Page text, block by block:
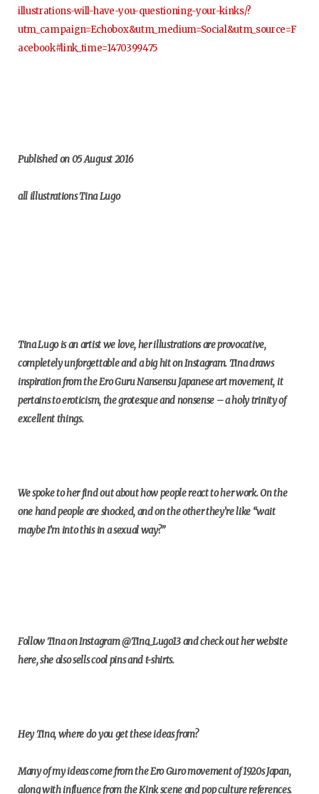
illustrations-will-have-you-questioning-your-kinks/?
utm_campaign=Echobox&utm_medium=Social&utm_source=F
acebook#link_time=1470399475
Published on 05 August 2016
all illustrations Tina Lugo
Tina Lugo is an artist we love, her illustrations are provocative,
completely unforgettable and a big hit on Instagram. Tina draws
inspiration from the Ero Guru Nansensu Japanese art movement, it
pertains to eroticism, the grotesque and nonsense – a holy trinity of
excellent things.
We spoke to her find out about how people react to her work. On the
one hand people are shocked, and on the other they’re like “wait
maybe I’m into this in a sexual way?”
Follow Tina on Instagram @Tina_Lugo13 and check out her website
here, she also sells cool pins and t-shirts.
Hey Tina, where do you get these ideas from?
Many of my ideas come from the Ero Guro movement of 1920s Japan,
along with influence from the Kink scene and pop culture references.